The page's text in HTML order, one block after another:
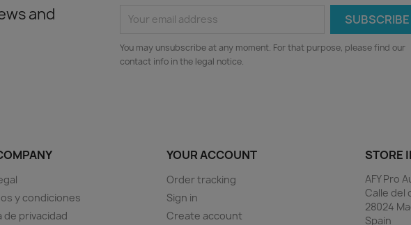
and
You may unsubscribe at any moment. For that purpose, please find our
contact info in the legal notice.
y condiciones
de privacidad
YOUR ACCOUNT
Order tracking
Sign in
Create account
STORE
AFY Pro
Calle del
28024
Spain